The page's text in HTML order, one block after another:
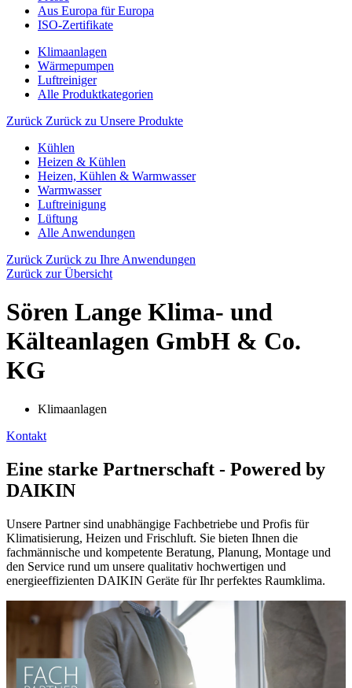
Aus Europa für Europa
ISO-Zertifikate
Klimaanlagen
Wärmepumpen
Luftreiniger
Alle Produktkategorien
Zurück Zurück zu Unsere Produkte
Kühlen
Heizen & Kühlen
Heizen, Kühlen & Warmwasser
Warmwasser
Luftreinigung
Lüftung
Alle Anwendungen
Zurück Zurück zu Ihre Anwendungen
Zurück zur Übersicht
Sören Lange Klima- und
Kälteanlagen GmbH & Co.
KG
Klimaanlagen
Kontakt
Eine starke Partnerschaft - Powered by
DAIKIN
Unsere Partner sind unabhängige Fachbetriebe und Profis für
Klimatisierung, Heizen und Frischluft. Sie bieten Ihnen die
fachmännische und kompetente Beratung, Planung, Montage und
den Service rund um unsere qualitativ hochwertigen und
energieeffizienten DAIKIN Geräte für Ihr perfektes Raumklima.